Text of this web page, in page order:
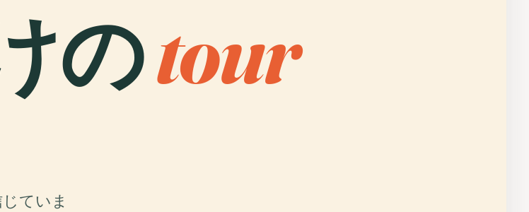
のtour
ていま